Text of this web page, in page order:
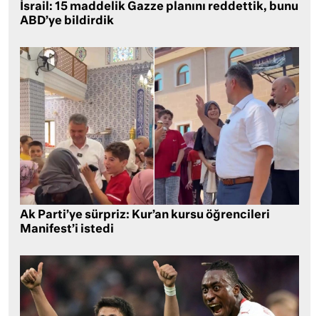
İsrail: 15 maddelik Gazze planını reddettik, bunu
ABD’ye bildirdik
Ak Parti’ye sürpriz: Kur’an kursu öğrencileri
Manifest’i istedi